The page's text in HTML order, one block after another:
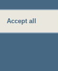
Accept all
Plenary
>
dienos